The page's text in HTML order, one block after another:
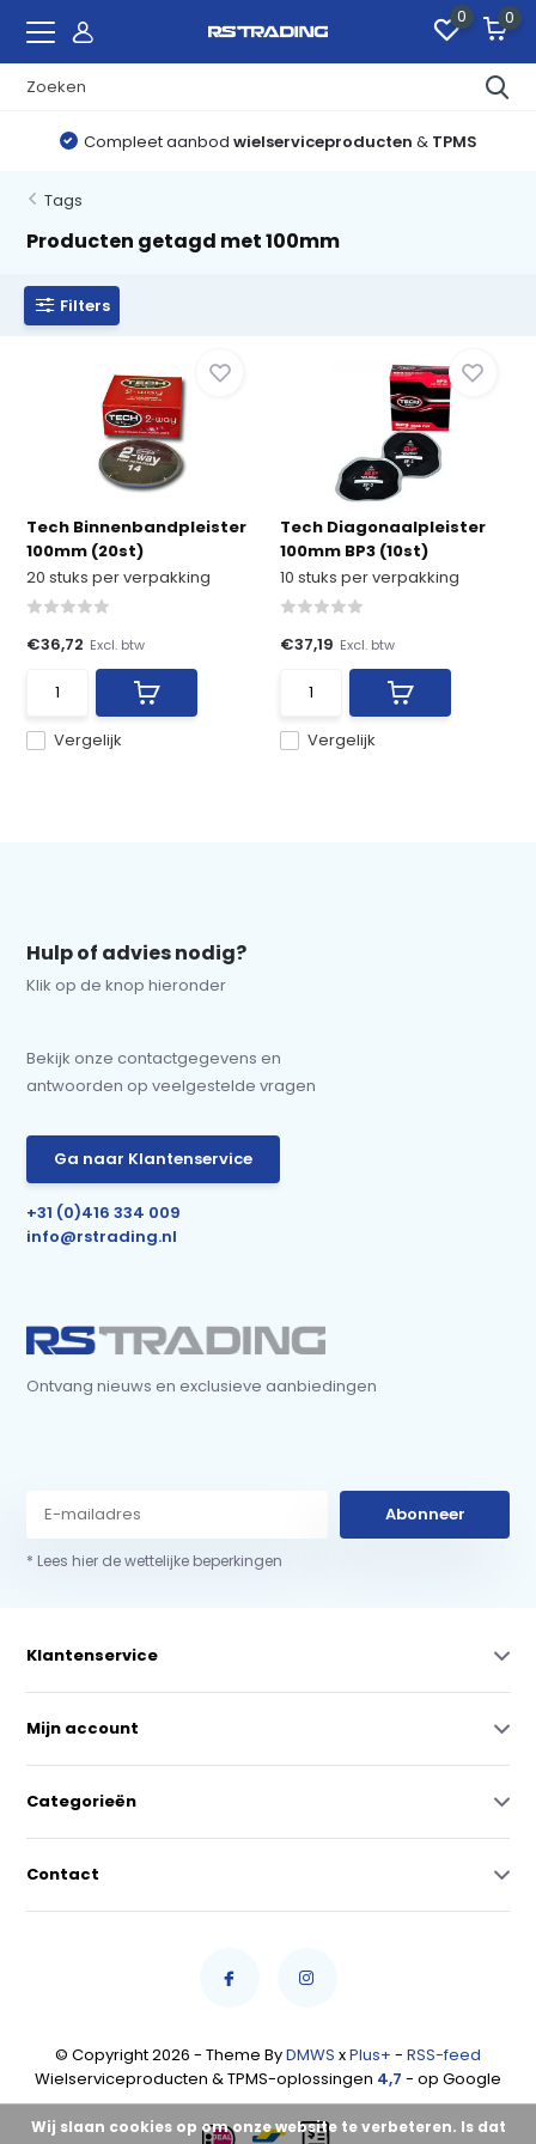
0 0
Compleet aanbod wielserviceproducten & TPMS
Tags
Producten getagd met 100mm
Filters
Tech Binnenbandpleister
100mm (20st)
20 stuks per verpakking
Vergelijk
€36,72 Excl. btw
Tech Diagonaalpleister
100mm BP3 (10st)
10 stuks per verpakking
Vergelijk
€37,19 Excl. btw
Hulp of advies nodig?
Klik op de knop hieronder
Bekijk onze contactgegevens en
antwoorden op veelgestelde vragen
Ga naar Klantenservice
+31 (0)416 334 009
info@rstrading.nl
Ontvang nieuws en exclusieve aanbiedingen
Abonneer
* Lees hier de wettelijke beperkingen
Klantenservice
Mijn account
Categorieën
Contact
© Copyright 2026 - Theme ByDMWS xPlus+ - RSS-feed
Wielserviceproducten & TPMS-oplossingen 4,7 - op Google
Wij slaan cookies op om onze website te verbeteren. Is dat